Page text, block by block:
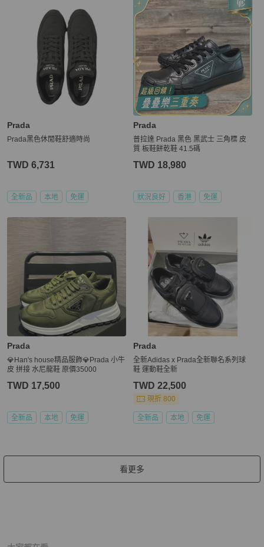
Prada
Prada黑色休閒鞋舒適時尚
TWD 6,731
全新品 本地 免運
Prada
普拉達 Prada 黑色 黑武士 三角標 皮
質 板鞋餅乾鞋 41.5碼
TWD 18,980
狀況良好 香港 免運
Prada
💎Han's house精品服飾💎Prada 小牛
皮 拼接 水尼龍鞋 原價35000
TWD 17,500
全新品 本地 免運
Prada
全新Adidas x Prada全新聯名系列球
鞋 運動鞋全新
TWD 22,500
現折 800
全新品 本地 免運
看更多